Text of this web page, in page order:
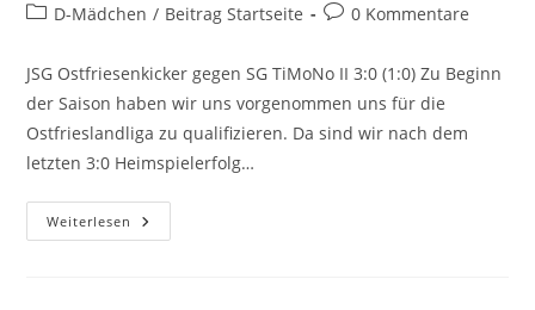
D-Mädchen / Beitrag Startseite 0 Kommentare
JSG Ostfriesenkicker gegen SG TiMoNo II 3:0 (1:0) Zu Beginn
der Saison haben wir uns vorgenommen uns für die
Ostfrieslandliga zu qualifizieren. Da sind wir nach dem
letzten 3:0 Heimspielerfolg…
Weiterlesen